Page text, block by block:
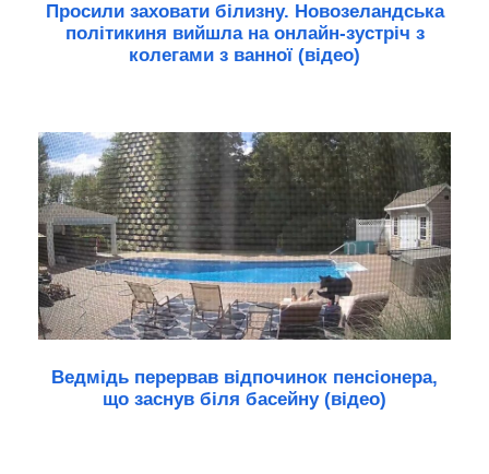
Просили заховати білизну. Новозеландська
політикиня вийшла на онлайн-зустріч з
колегами з ванної (відео)
Ведмідь перервав відпочинок пенсіонера,
що заснув біля басейну (відео)